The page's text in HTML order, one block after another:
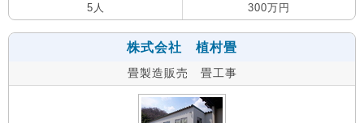
5人
300万円
株式会社 植村畳
畳製造販売 畳工事